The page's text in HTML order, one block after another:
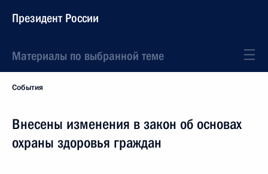
Президент России
Материалы по выбранной теме
События
Внесены изменения в закон об основах
охраны здоровья граждан